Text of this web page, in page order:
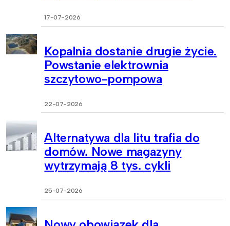
17-07-2026
Kopalnia dostanie drugie życie.
Powstanie elektrownia
szczytowo-pompowa
22-07-2026
Alternatywa dla litu trafia do
domów. Nowe magazyny
wytrzymają 8 tys. cykli
25-07-2026